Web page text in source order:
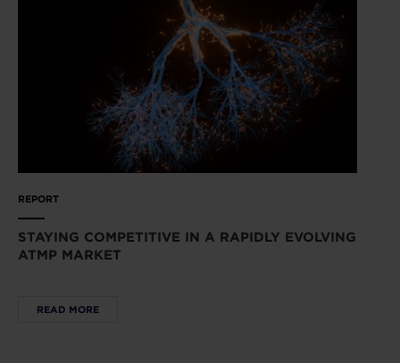
REPORT
STAYING COMPETITIVE IN A RAPIDLY EVOLVING
ATMP MARKET
READ MORE